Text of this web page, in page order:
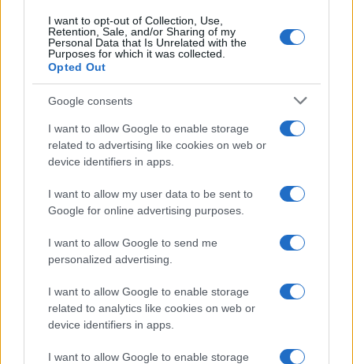
I want to opt-out of Collection, Use,
Retention, Sale, and/or Sharing of my
Personal Data that Is Unrelated with the
Purposes for which it was collected.
Opted Out
Google consents
I want to allow Google to enable storage
related to advertising like cookies on web or
device identifiers in apps.
I want to allow my user data to be sent to
Google for online advertising purposes.
I want to allow Google to send me
personalized advertising.
I want to allow Google to enable storage
related to analytics like cookies on web or
device identifiers in apps.
I want to allow Google to enable storage
ajudará o projeto a coletar um grande volume de mercado
de investidores, incluindo seguidores de fãs e outros.
AUTOR
Giorgia Stromeo